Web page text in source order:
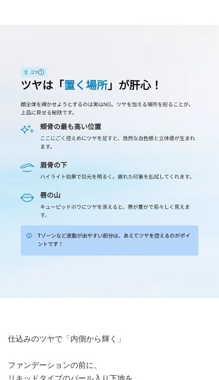
仕込みのツヤで「内側から輝く」
ファンデーションの前に、
リキッドタイプのパール入り下地を、